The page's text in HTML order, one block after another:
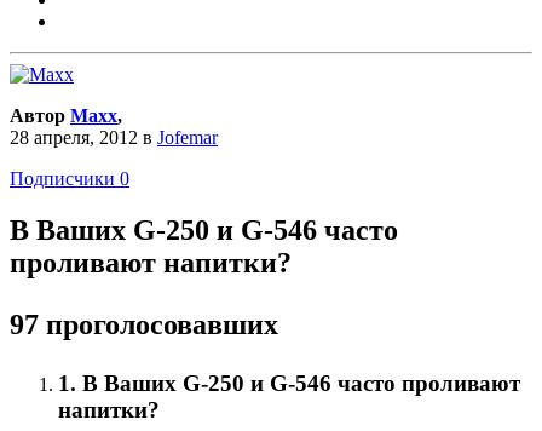
Автор Maxx,
28 апреля, 2012 в Jofemar
Подписчики 0
В Ваших G-250 и G-546 часто
проливают напитки?
97 проголосовавших
1. В Ваших G-250 и G-546 часто проливают
напитки?